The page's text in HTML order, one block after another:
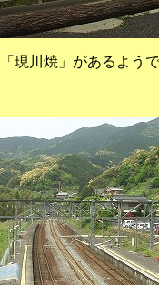
現川焼」があるようで